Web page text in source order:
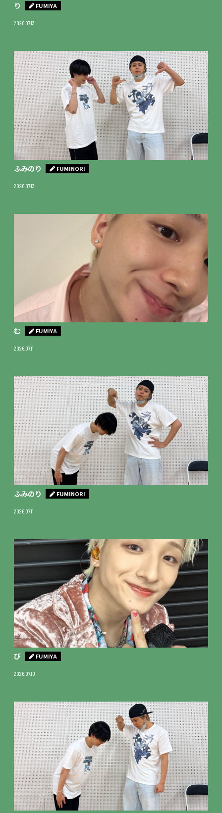
り FUMIYA
2026.07.13
ふみのり FUMINORI
2026.07.13
む FUMIYA
2026.07.11
ふみのり FUMINORI
2026.07.11
び FUMIYA
2026.07.10